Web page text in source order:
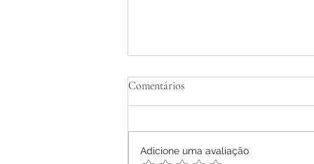
Tratamento Homeopático de
Relato de Caso
Comentários
Adicione uma avaliação